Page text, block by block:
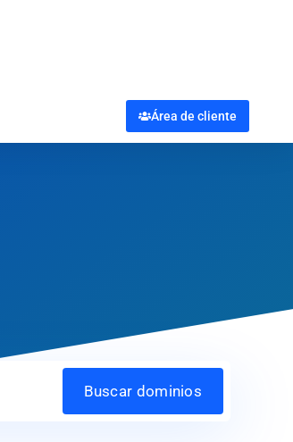
Área de cliente
Buscar dominios